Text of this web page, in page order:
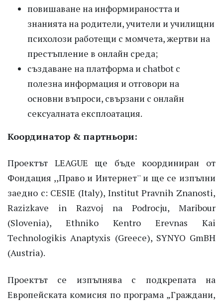
повишаване на информираността и
знанията на родители, учители и училищни
психолози работещи с момчета, жертви на
престъпление в онлайн среда;
създаване на платформа и chatbot с
полезна информация и отговори на
основни въпроси, свързани с онлайн
сексуалната експлоатация.
Координатор & партньори:
Проектът LEAGUE ще бъде координиран от
Фондация ,,Право и Интернет'' и ще се изпълни
заедно с: CESIE (Italy), Institut Pravnih Znanosti,
Razizkave in Razvoj na Podrocju, Maribour
(Slovenia), Ethniko Kentro Erevnas Kai
Technologikis Anaptyxis (Greece), SYNYO GmBH
(Austria).
Проектът се изпълнява с подкрепата на
Европейската комисия по програма „Граждани,